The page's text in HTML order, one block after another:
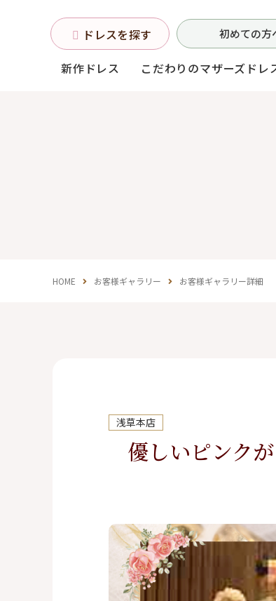
ドレスを探す 初めての方
新作ドレス こだわりのマザーズドレ
HOME お客様ギャラリー お客様ギャラリー詳細
浅草本店
優しいピンク